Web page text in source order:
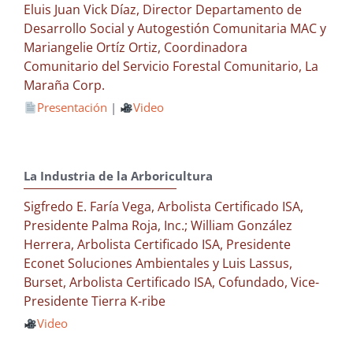
Eluis Juan Vick Díaz, Director Departamento de
Desarrollo Social y Autogestión Comunitaria MAC y
Mariangelie Ortíz Ortiz, Coordinadora
Comunitario del Servicio Forestal Comunitario, La
Maraña Corp.
Presentación | Video
La Industria de la Arboricultura
Sigfredo E. Faría Vega, Arbolista Certificado ISA,
Presidente Palma Roja, Inc.; William González
Herrera, Arbolista Certificado ISA, Presidente
Econet Soluciones Ambientales y Luis Lassus,
Burset, Arbolista Certificado ISA, Cofundado, Vice-
Presidente Tierra K-ribe
Video